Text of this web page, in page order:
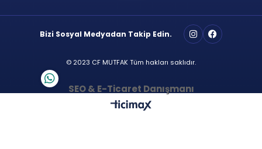
Bizi Sosyal Medyadan Takip Edin.
© 2023 CF MUTFAK Tüm hakları saklıdır.
SEO & E-Ticaret Danışmanı